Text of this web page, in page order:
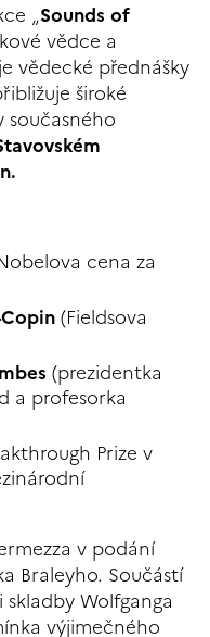
„Sounds of
vědce a
vědecké přednášky
široké
současného
cena za
(Fieldsova
(prezidentka
a profesorka
Prize v
v podání
Braleyho. Součástí
Wolfganga
výjimečného